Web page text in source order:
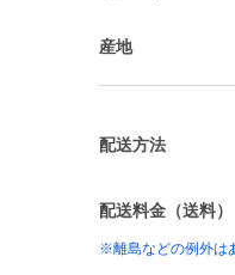
産地
配送方法
配送料金（送料）
※離島などの例外は